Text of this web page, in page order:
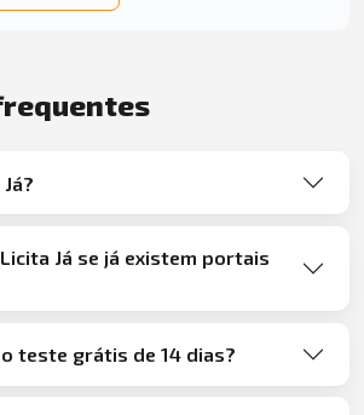
Já se já existem portais
teste grátis de 14 dias?